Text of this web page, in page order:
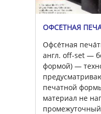
ОФСЕ́ТНАЯ
Офсе́тная
англ. off-set —
формой) —
печатной
материал не